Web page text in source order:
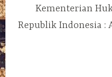
Kementerian
Republik Indonesia :